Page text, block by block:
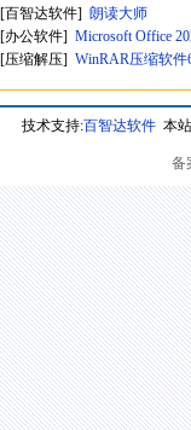
[百智达软件] 朗读大师
[办公软件] Microsoft Office
[压缩解压] WinRAR压缩软件
技术支持:百智达软件 本
备